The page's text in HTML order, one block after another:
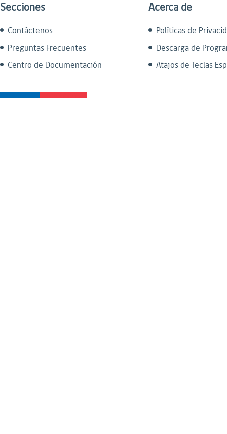
Secciones
Contáctenos
Preguntas Frecuentes
Centro de Documentación
Acerca de
Políticas de
Descarga de
Atajos de Teclas